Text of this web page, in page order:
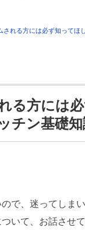
される方には必ず知ってほ
る方には
チン基礎知
で、迷ってしまい
いて、お話させ